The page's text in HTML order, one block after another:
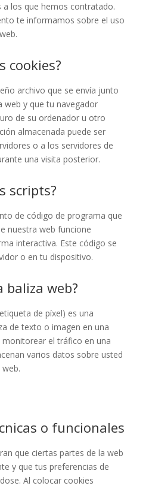
los que hemos contratado.
te informamos sobre el uso
cookies?
archivo que se envía junto
web y que tu navegador
de su ordenador u otro
almacenada puede ser
o a los servidores de
una visita posterior.
scripts?
de código de programa que
nuestra web funcione
interactiva. Este código se
o en tu dispositivo.
baliza web?
de píxel) es una
de texto o imagen en una
el tráfico en una
varios datos sobre usted
o funcionales
que ciertas partes de la web
y que tus preferencias de
Al colocar cookies